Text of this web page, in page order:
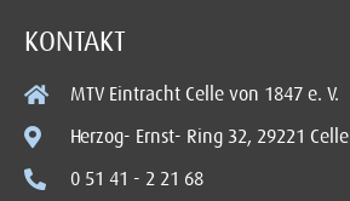
KONTAKT
MTV Eintracht Celle von 1847 e. V.
Herzog- Ernst- Ring 32, 29221 Celle
0 51 41 - 2 21 68